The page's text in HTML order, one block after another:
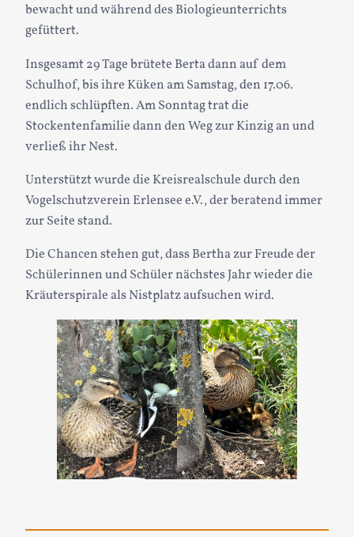
bewacht und während des Biologieunterrichts
gefüttert.
Insgesamt 29 Tage brütete Berta dann auf dem
Schulhof, bis ihre Küken am Samstag, den 17.06.
endlich schlüpften. Am Sonntag trat die
Stockentenfamilie dann den Weg zur Kinzig an und
verließ ihr Nest.
Unterstützt wurde die Kreisrealschule durch den
Vogelschutzverein Erlensee e.V., der beratend immer
zur Seite stand.
Die Chancen stehen gut, dass Bertha zur Freude der
Schülerinnen und Schüler nächstes Jahr wieder die
Kräuterspirale als Nistplatz aufsuchen wird.